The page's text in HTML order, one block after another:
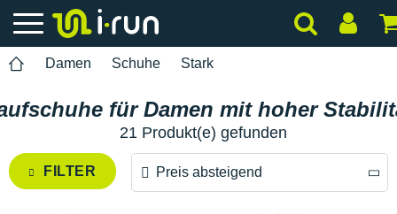
Damen Schuhe Stark
für Damen mit hoher
21 Produkt(e) gefunden
FILTER Preis absteigend